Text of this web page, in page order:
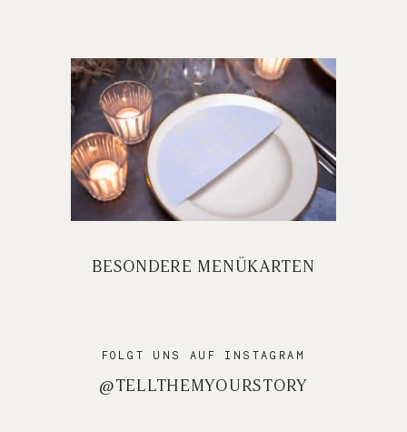
BESONDERE MENÜKARTEN
FOLGT UNS AUF INSTAGRAM
@TELLTHEMYOURSTORY